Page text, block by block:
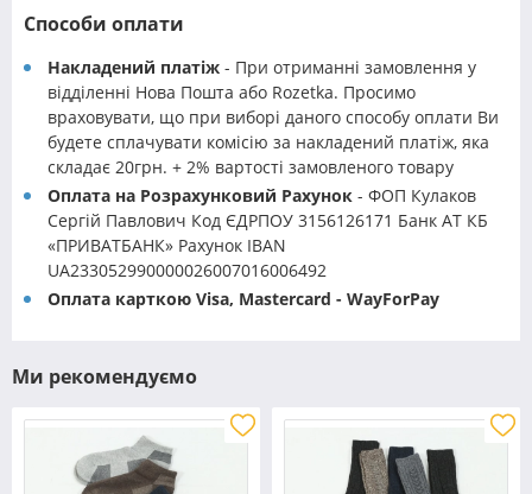
Способи оплати
Накладений платіж - При отриманні замовлення у
відділенні Нова Пошта або Rozetka. Просимо
враховувати, що при виборі даного способу оплати Ви
будете сплачувати комісію за накладений платіж, яка
складає 20грн. + 2% вартості замовленого товару
Оплата на Розрахунковий Рахунок - ФОП Кулаков
Сергій Павлович Код ЄДРПОУ 3156126171 Банк АТ КБ
«ПРИВАТБАНК» Рахунок IBAN
UA233052990000026007016006492
Оплата карткою Visa, Mastercard - WayForPay
Ми рекомендуємо